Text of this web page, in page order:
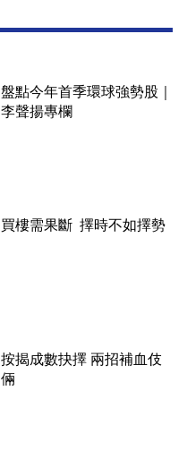
盤點今年首季環球強勢股｜
李聲揚專欄
買樓需果斷 擇時不如擇勢
按揭成數抉擇 兩招補血伎
倆